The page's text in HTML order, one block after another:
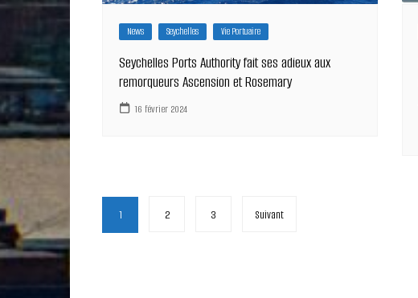
News Seychelles Vie Portuaire
Seychelles Ports Authority fait ses adieux aux
remorqueurs Ascension et Rosemary
16 février 2024
Pagination
des
1 2 3 Suivant